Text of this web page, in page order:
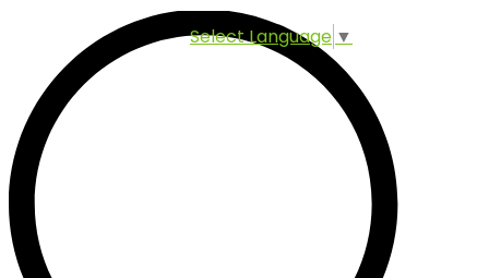
Select Language ▼